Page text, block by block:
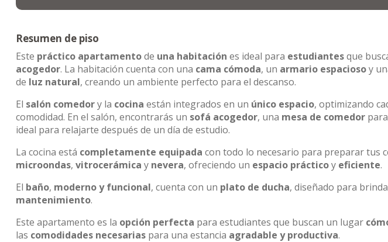
Resumen de piso
Este práctico apartamentode una habitación es ideal para estudiantesque
acogedor. La habitación cuenta con una cama cómoda, un armario espaciosoy
de luz natural, creando un ambiente perfecto para el descanso.
El salón comedory la cocina están integrados en un único espacio, optimizando
comodidad. En el salón, encontrarás un sofá acogedor, una mesa de comedor para
ideal para relajarte después de un día de estudio.
La cocina está completamente equipada con todo lo necesario para preparar tus
microondas, vitrocerámica y nevera, ofreciendo un espacio prácticoy eficiente.
El baño, moderno y funcional, cuenta con un plato de ducha, diseñado para
mantenimiento.
Este apartamento es la opción perfecta para estudiantes que buscan un lugar
las comodidades necesarias para una estancia agradable y productiva.